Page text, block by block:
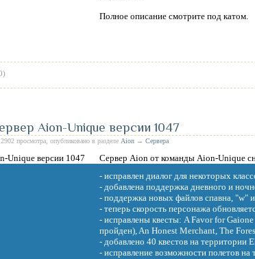
Полное описание смотрите под катом.
Aion-Unique версии 1047
просмотра, опубликовано в разделе Aion → Сервера
Сервер Aion от команды Aion-Unique
- исправлен диалог для некоторых
- добавлена поддержка дневного и
- поддержка новых файлов спавна, "w"
- теперь скорость персонажа
- исправлены квесты: A Favor for
пройден), An Honest Merchant, The
- добавлено 40 квестов на территории
- исправление возможности полетов